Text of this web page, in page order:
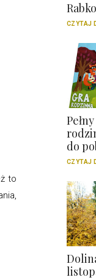
to
CZYTAJ
do
CZYTAJ